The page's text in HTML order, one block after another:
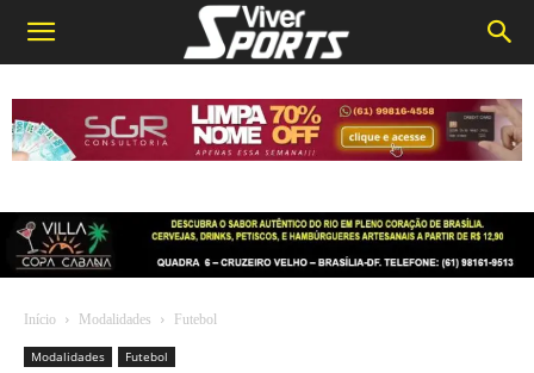
Início Modalidades Futebol
Modalidades Futebol